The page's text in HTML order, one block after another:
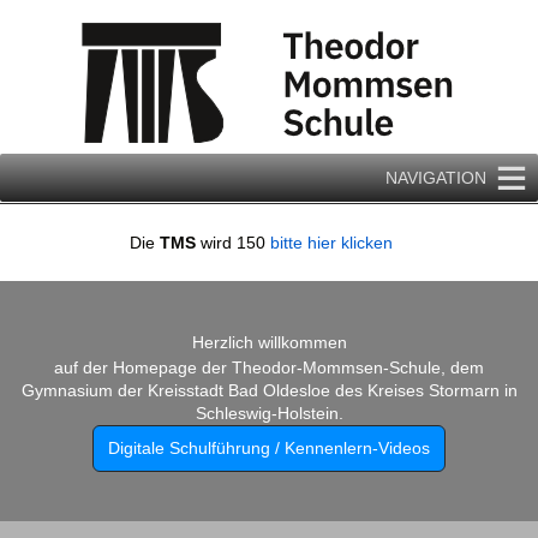
NAVIGATION
Die TMS wird 150 bitte hier klicken
Herzlich willkommen
auf der Homepage der Theodor-Mommsen-Schule, dem
Gymnasium der Kreisstadt Bad Oldesloe des Kreises Stormarn in
Schleswig-Holstein.
Digitale Schulführung / Kennenlern-Videos